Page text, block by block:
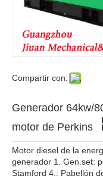
Compartir con:
Generador 64kw/
motor de Perkins
Motor diesel de la
generador 1. Gen.set:
Stamford 4.: Pabellón